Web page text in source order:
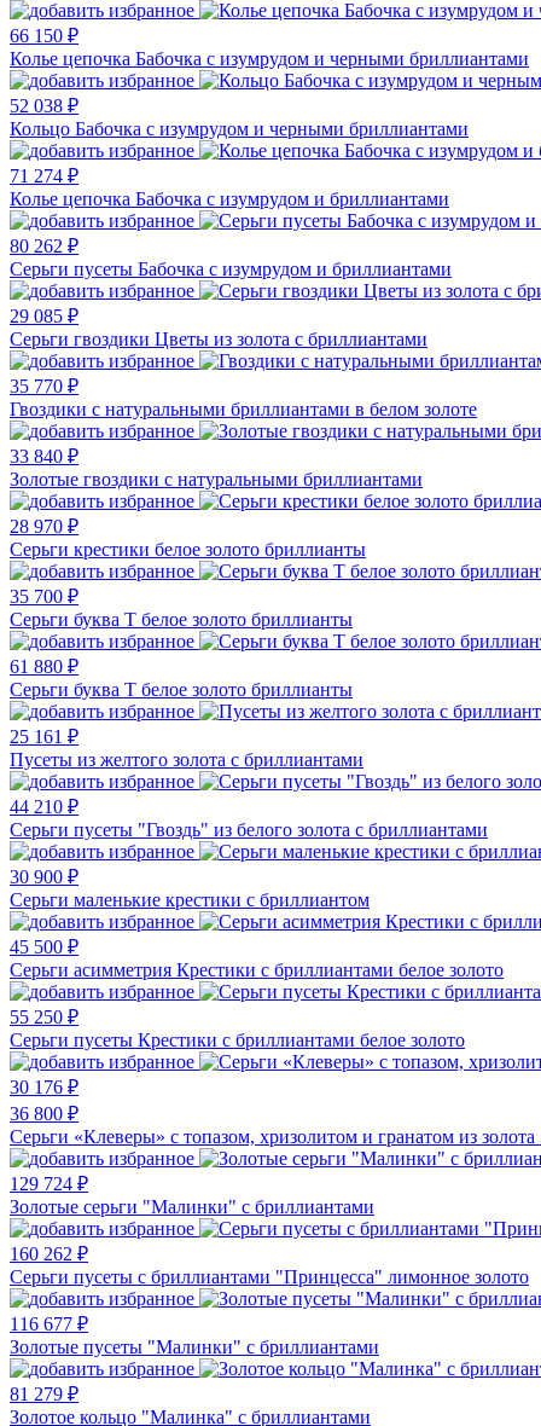
66 150 ₽
Колье цепочка Бабочка с изумрудом и черными бриллиантами
52 038 ₽
Кольцо Бабочка с изумрудом и черными бриллиантами
71 274 ₽
Колье цепочка Бабочка с изумрудом и бриллиантами
80 262 ₽
Серьги пусеты Бабочка с изумрудом и бриллиантами
29 085 ₽
Серьги гвоздики Цветы из золота с бриллиантами
35 770 ₽
Гвоздики с натуральными бриллиантами в белом золоте
33 840 ₽
Золотые гвоздики с натуральными бриллиантами
28 970 ₽
Серьги крестики белое золото бриллианты
35 700 ₽
Серьги буква Т белое золото бриллианты
61 880 ₽
Серьги буква Т белое золото бриллианты
25 161 ₽
Пусеты из желтого золота с бриллиантами
44 210 ₽
Серьги пусеты "Гвоздь" из белого золота с бриллиантами
30 900 ₽
Серьги маленькие крестики с бриллиантом
45 500 ₽
Серьги асимметрия Крестики с бриллиантами белое золото
55 250 ₽
Серьги пусеты Крестики с бриллиантами белое золото
30 176 ₽
36 800 ₽
Серьги «Клеверы» с топазом, хризолитом и гранатом из золота
129 724 ₽
Золотые серьги "Малинки" с бриллиантами
160 262 ₽
Серьги пусеты с бриллиантами "Принцесса" лимонное золото
116 677 ₽
Золотые пусеты "Малинки" с бриллиантами
81 279 ₽
Золотое кольцо "Малинка" с бриллиантами